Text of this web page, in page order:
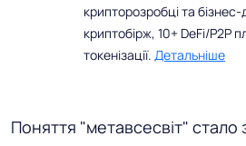
крипторозробці та
криптобірж, 10+ DeFi/P2P
токенізації. Детальніше
Поняття "метавсесвіт" стало